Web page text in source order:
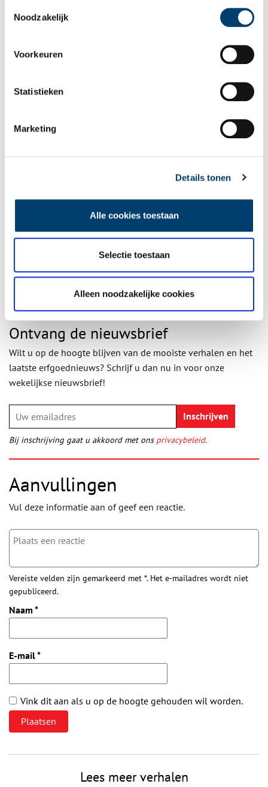
Noodzakelijk
Voorkeuren
Statistieken
Marketing
Details tonen
Alle cookies toestaan
Selectie toestaan
Alleen noodzakelijke cookies
Kijk voor de openingsdagen tijdens de Kerstvakantie op
kasteelradboud.nl/openingstijden.
Bron:Kasteel Radboud
Publicatiedatum: 13/12/2025
Ontvang de nieuwsbrief
Wilt u op de hoogte blijven van de mooiste verhalen en het
laatste erfgoednieuws? Schrijf u dan nu in voor onze
wekelijkse nieuwsbrief!
Bij inschrijving gaat u akkoord met ons privacybeleid.
Aanvullingen
Vul deze informatie aan of geef een reactie.
Vereiste velden zijn gemarkeerd met *. Het e-mailadres wordt niet
gepubliceerd.
Naam *
E-mail*
Vink dit aan als u op de hoogte gehouden wil worden.
Lees meer verhalen